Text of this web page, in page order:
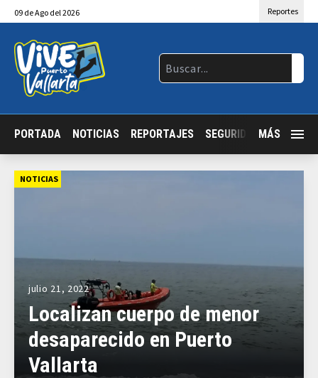
09 deAgo del 2026 Reportes
PORTADA NOTICIAS REPORTAJES SEGURIDAD JALISCO
MÁS
NOTICIAS
julio 21, 2022
Localizan cuerpo de menor
desaparecido en Puerto
Vallarta